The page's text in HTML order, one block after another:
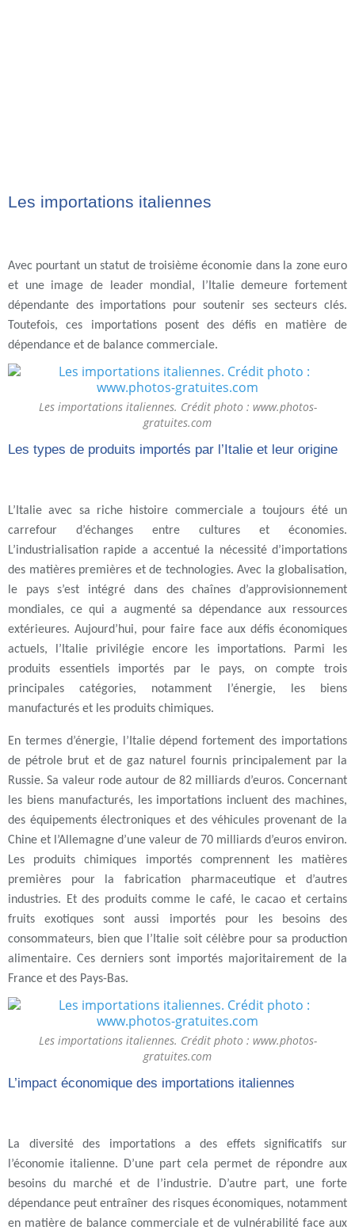
Les importations italiennes
Avec pourtant un statut de troisième économie dans la zone euro
et une image de leader mondial, l’Italie demeure fortement
dépendante des importations pour soutenir ses secteurs clés.
Toutefois, ces importations posent des défis en matière de
dépendance et de balance commerciale.
Les importations italiennes. Crédit photo : www.photos-
gratuites.com
Les types de produits importés par l’Italie et leur origine
L’Italie avec sa riche histoire commerciale a toujours été un
carrefour d’échanges entre cultures et économies.
L’industrialisation rapide a accentué la nécessité d’importations
des matières premières et de technologies. Avec la globalisation,
le pays s’est intégré dans des chaînes d’approvisionnement
mondiales, ce qui a augmenté sa dépendance aux ressources
extérieures. Aujourd’hui, pour faire face aux défis économiques
actuels, l’Italie privilégie encore les importations. Parmi les
produits essentiels importés par le pays, on compte trois
principales catégories, notamment l’énergie, les biens
manufacturés et les produits chimiques.
En termes d’énergie, l’Italie dépend fortement des importations
de pétrole brut et de gaz naturel fournis principalement par la
Russie. Sa valeur rode autour de 82 milliards d’euros. Concernant
les biens manufacturés, les importations incluent des machines,
des équipements électroniques et des véhicules provenant de la
Chine et l’Allemagne d’une valeur de 70 milliards d’euros environ.
Les produits chimiques importés comprennent les matières
premières pour la fabrication pharmaceutique et d’autres
industries. Et des produits comme le café, le cacao et certains
fruits exotiques sont aussi importés pour les besoins des
consommateurs, bien que l’Italie soit célèbre pour sa production
alimentaire. Ces derniers sont importés majoritairement de la
France et des Pays-Bas.
Les importations italiennes. Crédit photo : www.photos-
gratuites.com
L’impact économique des importations italiennes
La diversité des importations a des effets significatifs sur
l’économie italienne. D’une part cela permet de répondre aux
besoins du marché et de l’industrie. D’autre part, une forte
dépendance peut entraîner des risques économiques, notamment
en matière de balance commerciale et de vulnérabilité face aux